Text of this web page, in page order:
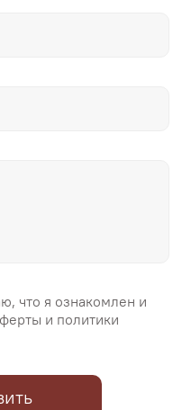
что я ознакомлен и
и политики